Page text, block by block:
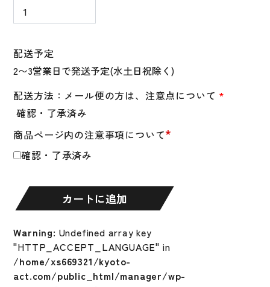
商品ページ内の注意事項について*
確認・了承済み
配送予定
配送方法：メール便の方は、注意点について *
確認・了承済み
ト
ン
野
球
両
手
ナ
イ
野
球
習
ト
レ
ー
カートに追加
Warning: Undefined array key
"HTTP_ACCEPT_LANGUAGE" in
/home/xs669321/kyoto-
act.com/public_html/manager/wp-